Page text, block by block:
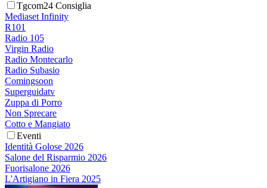
Tgcom24 Consiglia
Mediaset Infinity
R101
Radio 105
Virgin Radio
Radio Montecarlo
Radio Subasio
Comingsoon
Superguidatv
Zuppa di Porro
Non Sprecare
Cotto e Mangiato
Eventi
Identità Golose 2026
Salone del Risparmio 2026
Fuorisalone 2026
L'Artigiano in Fiera 2025